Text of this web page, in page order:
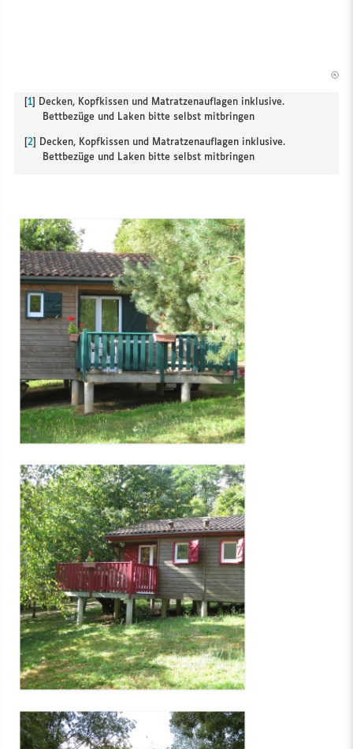
1]
Decken, Kopfkissen und Matratzenauflagen inklusive.
Bettbezüge und Laken bitte selbst mitbringen
[2]
Decken, Kopfkissen und Matratzenauflagen inklusive.
Bettbezüge und Laken bitte selbst mitbringen